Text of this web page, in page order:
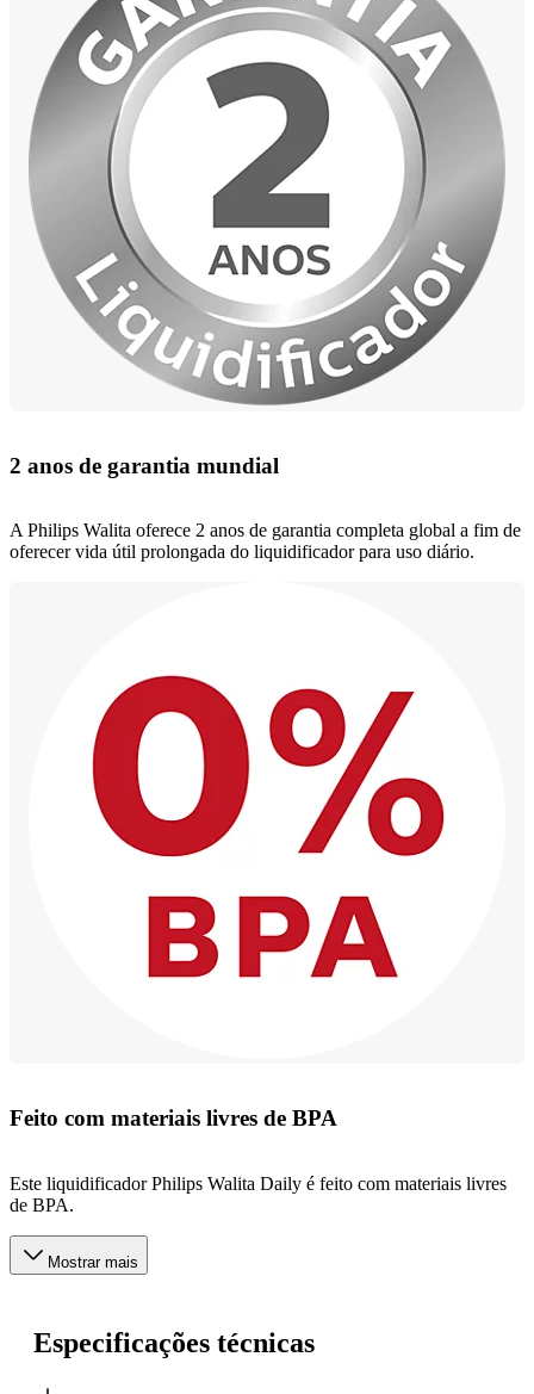
2 anos de garantia mundial
A Philips Walita oferece 2 anos de garantia completa global a fim de
oferecer vida útil prolongada do liquidificador para uso diário.
Feito com materiais livres de BPA
Este liquidificador Philips Walita Daily é feito com materiais livres
de BPA.
Mostrar mais
Especificações técnicas